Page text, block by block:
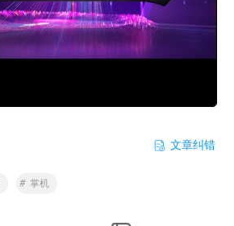
文章纠错
# 掌机